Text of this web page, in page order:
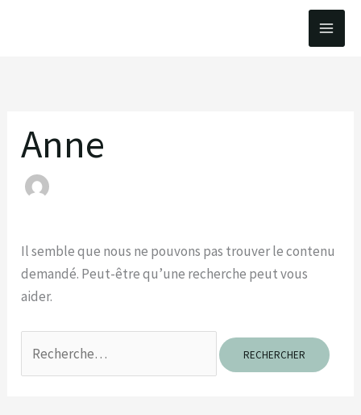
Anne
Il semble que nous ne pouvons pas trouver le contenu
demandé. Peut-être qu’une recherche peut vous
aider.